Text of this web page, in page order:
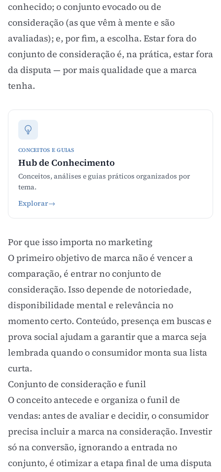
conhecido; o conjunto evocado ou de
consideração (as que vêm à mente e são
avaliadas); e, por fim, a escolha. Estar fora do
conjunto de consideração é, na prática, estar fora
da disputa — por mais qualidade que a marca
tenha.
CONCEITOS E GUIAS
Hub de Conhecimento
Conceitos, análises e guias práticos organizados por
tema.
Explorar→
Por que isso importa no marketing
O primeiro objetivo de marca não é vencer a
comparação, é entrar no conjunto de
consideração. Isso depende de notoriedade,
disponibilidade mentale relevância no
momento certo. Conteúdo, presença em buscas e
prova social ajudam a garantir que a marca seja
lembrada quando o consumidor monta sua lista
curta.
Conjunto de consideração e funil
O conceito antecede e organiza ofunil de
vendas: antes de avaliar e decidir, o consumidor
precisa incluir a marca na consideração. Investir
só na conversão, ignorando a entrada no
conjunto, é otimizar a etapa final de uma disputa